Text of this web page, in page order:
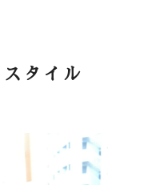
タイル